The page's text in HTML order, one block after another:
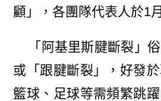
顧」，各團隊代表人於1
「阿基里斯腱斷裂」俗
或「跟腱斷裂」，好發
籃球、足球等需頻繁跳